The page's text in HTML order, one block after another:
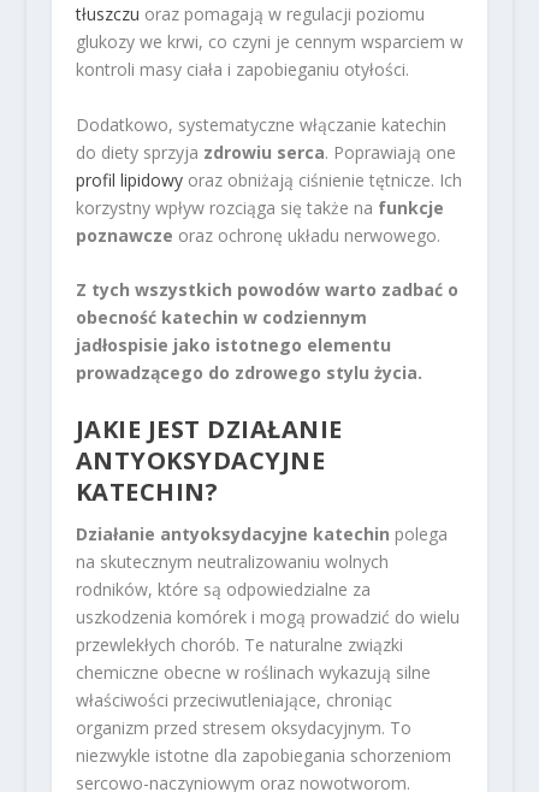
tłuszczu oraz pomagają w regulacji poziomu
glukozy we krwi, co czyni je cennym wsparciem w
kontroli masy ciała i zapobieganiu otyłości.
Dodatkowo, systematyczne włączanie katechin
do diety sprzyja zdrowiu serca. Poprawiają one
profil lipidowyoraz obniżają ciśnienie tętnicze. Ich
korzystny wpływ rozciąga się także na funkcje
poznawcze oraz ochronę układu nerwowego.
Z tych wszystkich powodów warto zadbać o
obecność katechin w codziennym
jadłospisie jako istotnego elementu
prowadzącego do zdrowego stylu życia.
JAKIE JEST DZIAŁANIE
ANTYOKSYDACYJNE
KATECHIN?
Działanie antyoksydacyjne katechin polega
na skutecznym neutralizowaniu wolnych
rodników, które są odpowiedzialne za
uszkodzenia komórek i mogą prowadzić do wielu
przewlekłych chorób. Te naturalne związki
chemiczne obecne w roślinach wykazują silne
właściwości przeciwutleniające, chroniąc
organizm przed stresem oksydacyjnym. To
niezwykle istotne dla zapobiegania schorzeniom
sercowo-naczyniowym oraz nowotworom.